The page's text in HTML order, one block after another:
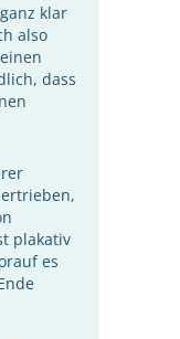
klar
also
dass
plakativ
es